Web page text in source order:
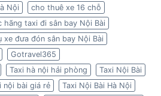
Nội
cho thuê xe 16 chỗ
hãng taxi đi sân bay Nội Bài
xe đưa đón sân bay Nội Bài
Gotravel365
Taxi hà nội hải phòng
Taxi Nội Bài
nội bài giá rẻ
Taxi Nội Bài Hà Nội